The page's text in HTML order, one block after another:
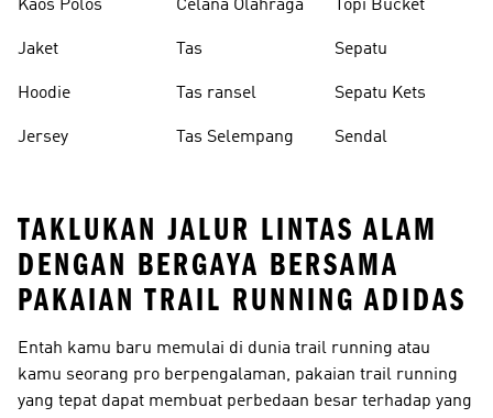
Kaos Polos
Jaket
Hoodie
Jersey
Celana Olahraga
Tas
Tas ransel
Tas Selempang
Topi Bucket
Sepatu
Sepatu Kets
Sendal
TAKLUKAN JALUR LINTAS ALAM
DENGAN BERGAYA BERSAMA
PAKAIAN TRAIL RUNNING ADIDAS
Entah kamu baru memulai di dunia trail running atau
kamu seorang pro berpengalaman, pakaian trail running
yang tepat dapat membuat perbedaan besar terhadap yang